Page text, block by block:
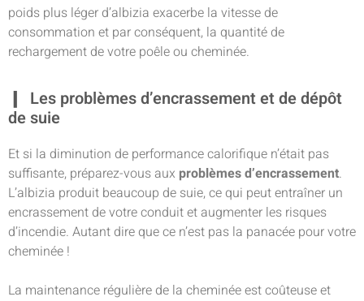
poids plus léger d’albizia exacerbe la vitesse de
consommation et par conséquent, la quantité de
rechargement de votre poêle ou cheminée.
Les problèmes d’encrassement et de dépôt
de suie
Et si la diminution de performance calorifique n’était pas
suffisante, préparez-vous aux problèmes d’encrassement.
L’albizia produit beaucoup de suie, ce qui peut entraîner un
encrassement de votre conduit et augmenter les risques
d’incendie. Autant dire que ce n’est pas la panacée pour votre
cheminée !
La maintenance régulière de la cheminée est coûteuse et